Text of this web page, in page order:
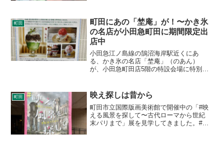
全市域版に先駆けての出版...
町田
町田にあの「埜庵」が！〜かき氷
の名店が小田急町田に期間限定出
店中
小田急江ノ島線の鵠沼海岸駅近くにあ
る、かき氷の名店「埜庵」（のあん）
が、小田急町田店5階の特設会場に特別出
生かしたいと思います。開催期間は2022
年4月27日から5月...
町田 映え探しは昔から
町田市立国際版画美術館で開催中の「#映
える風景を探して〜古代ローマから世紀
末パリまで」展を見学してきました。#が